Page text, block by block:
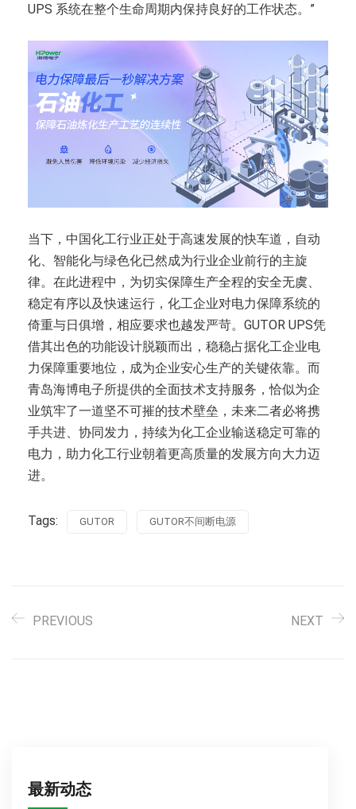
UPS 系统在整个生命周期内保持良好的工作状态。”
当下，中国化工行业正处于高速发展的快车道，自动
化、智能化与绿色化已然成为行业企业前行的主旋
律。在此进程中，为切实保障生产全程的安全无虞、
稳定有序以及快速运行，化工企业对电力保障系统的
倚重与日俱增，相应要求也越发严苛。GUTOR UPS凭
借其出色的功能设计脱颖而出，稳稳占据化工企业电
力保障重要地位，成为企业安心生产的关键依靠。而
青岛海博电子所提供的全面技术支持服务，恰似为企
业筑牢了一道坚不可摧的技术壁垒，未来二者必将携
手共进、协同发力，持续为化工企业输送稳定可靠的
电力，助力化工行业朝着更高质量的发展方向大力迈
进。
Tags: GUTOR GUTOR不间断电源
PREVIOUS NEXT
最新动态